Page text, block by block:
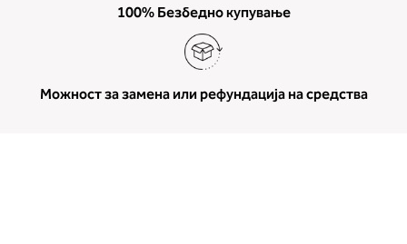
100% Безбедно купување
Можност за замена или рефундација на средства